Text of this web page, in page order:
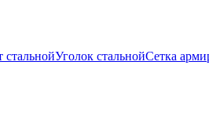
стальнойУголок стальнойСетка